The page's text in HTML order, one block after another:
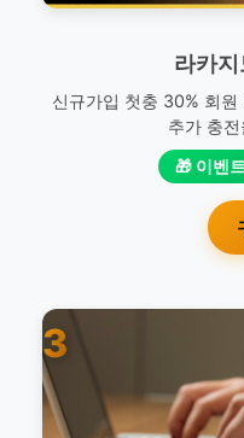
라카지
신규가입 첫충 30% 회
추가 충
🎁 이벤
3